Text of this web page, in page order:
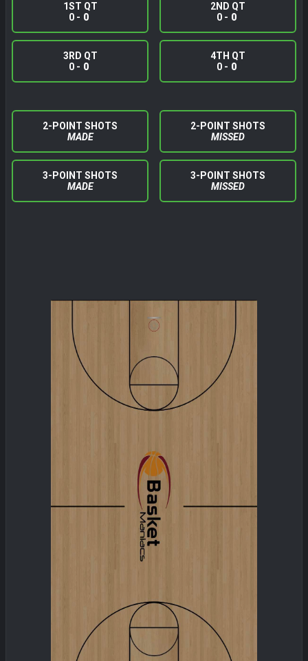
1ST QT
0 - 0
2ND QT
0 - 0
3RD QT
0 - 0
4TH QT
0 - 0
2-POINT SHOTS
MADE
2-POINT SHOTS
MISSED
3-POINT SHOTS
MADE
3-POINT SHOTS
MISSED